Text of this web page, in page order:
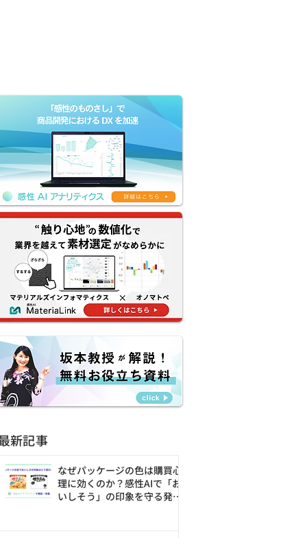
新記事
なぜパッケージの色は購買心
理に効くのか？感性AIで「お
いしそう」の印象を守る発売